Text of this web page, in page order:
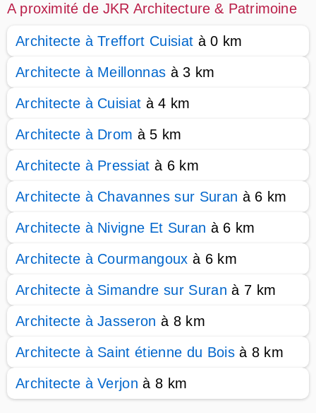
A proximité de JKR Architecture & Patrimoine
Architecte à Treffort Cuisiat à 0 km
Architecte à Meillonnas à 3 km
Architecte à Cuisiat à 4 km
Architecte à Drom à 5 km
Architecte à Pressiat à 6 km
Architecte à Chavannes sur Suran à 6 km
Architecte à Nivigne Et Suran à 6 km
Architecte à Courmangoux à 6 km
Architecte à Simandre sur Suran à 7 km
Architecte à Jasseron à 8 km
Architecte à Saint étienne du Boisà 8 km
Architecte à Verjon à 8 km